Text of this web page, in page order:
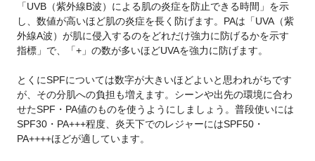
「UVB（紫外線B波）による肌の炎症を防止できる時間」を示
し、数値が高いほど肌の炎症を長く防げます。PAは「UVA（紫
外線A波）が肌に侵入するのをどれだけ強力に防げるかを示す
指標」で、「+」の数が多いほどUVAを強力に防げます。
とくにSPFについては数字が大きいほどよいと思われがちです
が、その分肌への負担も増えます。シーンや出先の環境に合わ
せたSPF・PA値のものを使うようにしましょう。普段使いには
SPF30・PA+++程度、炎天下でのレジャーにはSPF50・
PA++++ほどが適しています。